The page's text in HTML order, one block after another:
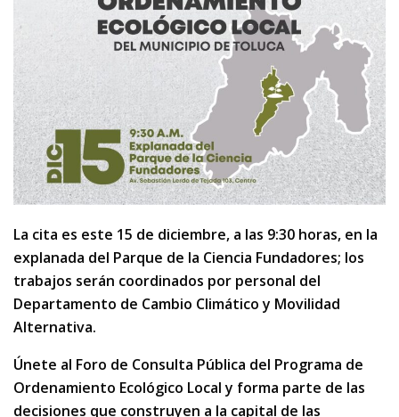
La cita es este 15 de diciembre, a las 9:30 horas, en la
explanada del Parque de la Ciencia Fundadores; los
trabajos serán coordinados por personal del
Departamento de Cambio Climático y Movilidad
Alternativa.
Únete al Foro de Consulta Pública del Programa de
Ordenamiento Ecológico Local y forma parte de las
decisiones que construyen a la capital de las